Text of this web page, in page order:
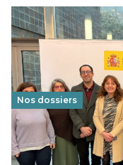
Nos dossiers
Éducation au
franco-espagnol